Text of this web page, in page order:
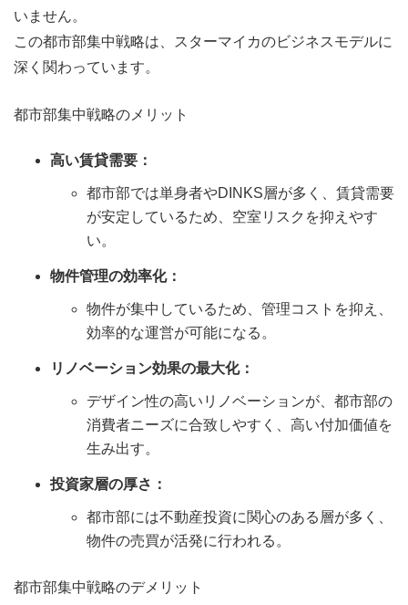
いません。
この都市部集中戦略は、スターマイカのビジネスモデルに
深く関わっています。
都市部集中戦略のメリット
高い賃貸需要：
都市部では単身者やDINKS層が多く、賃貸需要
が安定しているため、空室リスクを抑えやす
い。
物件管理の効率化：
物件が集中しているため、管理コストを抑え、
効率的な運営が可能になる。
リノベーション効果の最大化：
デザイン性の高いリノベーションが、都市部の
消費者ニーズに合致しやすく、高い付加価値を
生み出す。
投資家層の厚さ：
都市部には不動産投資に関心のある層が多く、
物件の売買が活発に行われる。
都市部集中戦略のデメリット